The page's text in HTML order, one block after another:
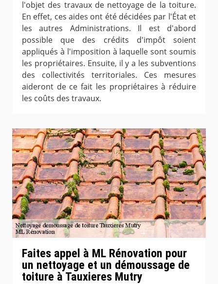
l'objet des travaux de nettoyage de la toiture.
En effet, ces aides ont été décidées par l'État et
les autres Administrations. Il est d'abord
possible que des crédits d'impôt soient
appliqués à l'imposition à laquelle sont soumis
les propriétaires. Ensuite, il y a les subventions
des collectivités territoriales. Ces mesures
aideront de ce fait les propriétaires à réduire
les coûts des travaux.
Faites appel à ML Rénovation pour
un nettoyage et un démoussage de
toiture à Tauxieres Mutry